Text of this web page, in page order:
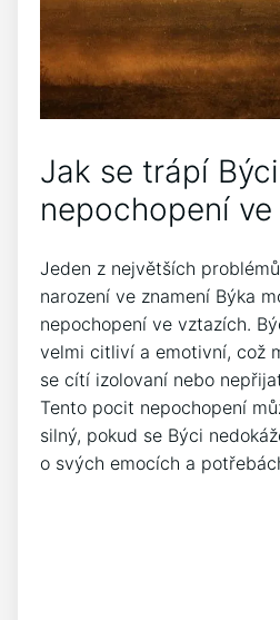
Jak se trápí
nepochopení
Jeden z největších
narození ve znamení Býka
nepochopení ve vztazích.
velmi citliví a emotivní, což
se cítí izolovaní nebo
Tento pocit nepochopení
silný, pokud se Býci
o svých emocích a